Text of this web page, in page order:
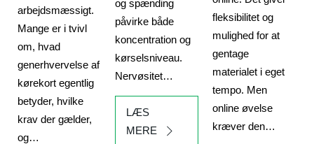
arbejdsmæssigt.
Mange er i tvivl
om, hvad
generhvervelse af
kørekort egentlig
betyder, hvilke
krav der gælder,
og…
og spænding
påvirke både
koncentration og
kørselsniveau.
Nervøsitet…
LÆS
MERE
fleksibilitet og
mulighed for at
gentage
materialet i eget
tempo. Men
online øvelse
kræver den…